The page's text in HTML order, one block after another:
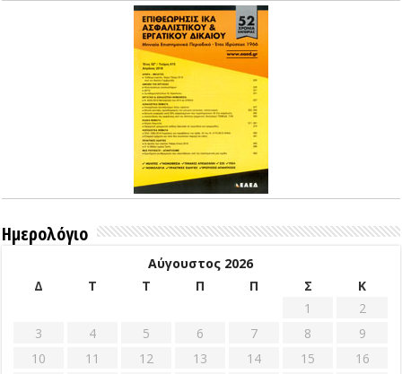
Ημερολόγιο
Αύγουστος 2026
Δ
Τ Τ Π Π Σ
Κ
1
2
3
4 5 6 7 8
9
10
11 12 13 14 15
16